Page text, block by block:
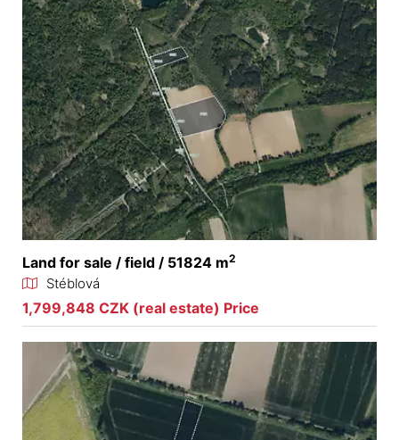
Land for sale / field / 51824 m2
Stéblová
1,799,848 CZK (real estate) Price